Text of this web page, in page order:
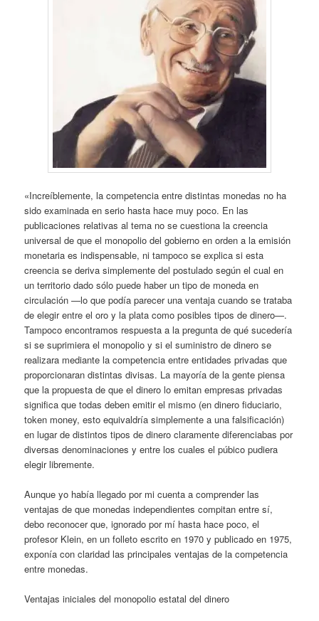
«Increíblemente, la competencia entre distintas monedas no ha
sido examinada en serio hasta hace muy poco. En las
publicaciones relativas al tema no se cuestiona la creencia
universal de que el monopolio del gobierno en orden a la emisión
monetaria es indispensable, ni tampoco se explica si esta
creencia se deriva simplemente del postulado según el cual en
un territorio dado sólo puede haber un tipo de moneda en
circulación —lo que podía parecer una ventaja cuando se trataba
de elegir entre el oro y la plata como posibles tipos de dinero—.
Tampoco encontramos respuesta a la pregunta de qué sucedería
si se suprimiera el monopolio y si el suministro de dinero se
realizara mediante la competencia entre entidades privadas que
proporcionaran distintas divisas. La mayoría de la gente piensa
que la propuesta de que el dinero lo emitan empresas privadas
significa que todas deben emitir el mismo (en dinero fiduciario,
token money, esto equivaldría simplemente a una falsificación)
en lugar de distintos tipos de dinero claramente diferenciabas por
diversas denominaciones y entre los cuales el púbico pudiera
elegir libremente.
Aunque yo había llegado por mi cuenta a comprender las
ventajas de que monedas independientes compitan entre sí,
debo reconocer que, ignorado por mí hasta hace poco, el
profesor Klein, en un folleto escrito en 1970 y publicado en 1975,
exponía con claridad las principales ventajas de la competencia
entre monedas.
Ventajas iniciales del monopolio estatal del dinero